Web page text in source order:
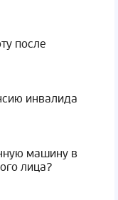
после
инвалида
машину в
лица?